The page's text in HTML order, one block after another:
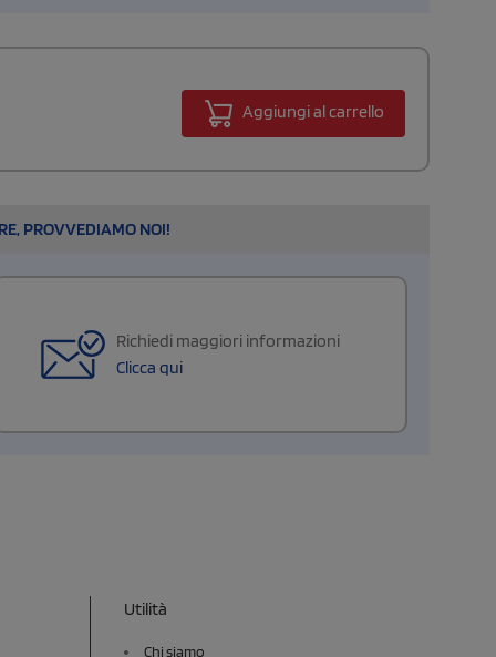
Aggiungi al carrello
PROVVEDIAMO NOI!
Richiedi maggiori informazioni
Clicca qui
Utilità
Chi siamo